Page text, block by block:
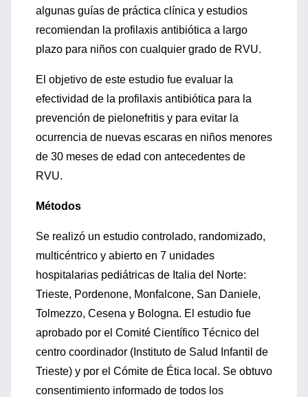
algunas guías de práctica clínica y estudios
recomiendan la profilaxis antibiótica a largo
plazo para niños con cualquier grado de RVU.
El objetivo de este estudio fue evaluar la
efectividad de la profilaxis antibiótica para la
prevención de pielonefritis y para evitar la
ocurrencia de nuevas escaras en niños menores
de 30 meses de edad con antecedentes de
RVU.
Métodos
Se realizó un estudio controlado, randomizado,
multicéntrico y abierto en 7 unidades
hospitalarias pediátricas de Italia del Norte:
Trieste, Pordenone, Monfalcone, San Daniele,
Tolmezzo, Cesena y Bologna. El estudio fue
aprobado por el Comité Científico Técnico del
centro coordinador (Instituto de Salud Infantil de
Trieste) y por el Cómite de Ética local. Se obtuvo
consentimiento informado de todos los